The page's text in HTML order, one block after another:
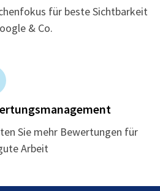
für beste Sichtbarkeit
& Co.
Sie mehr Bewertungen für
Arbeit